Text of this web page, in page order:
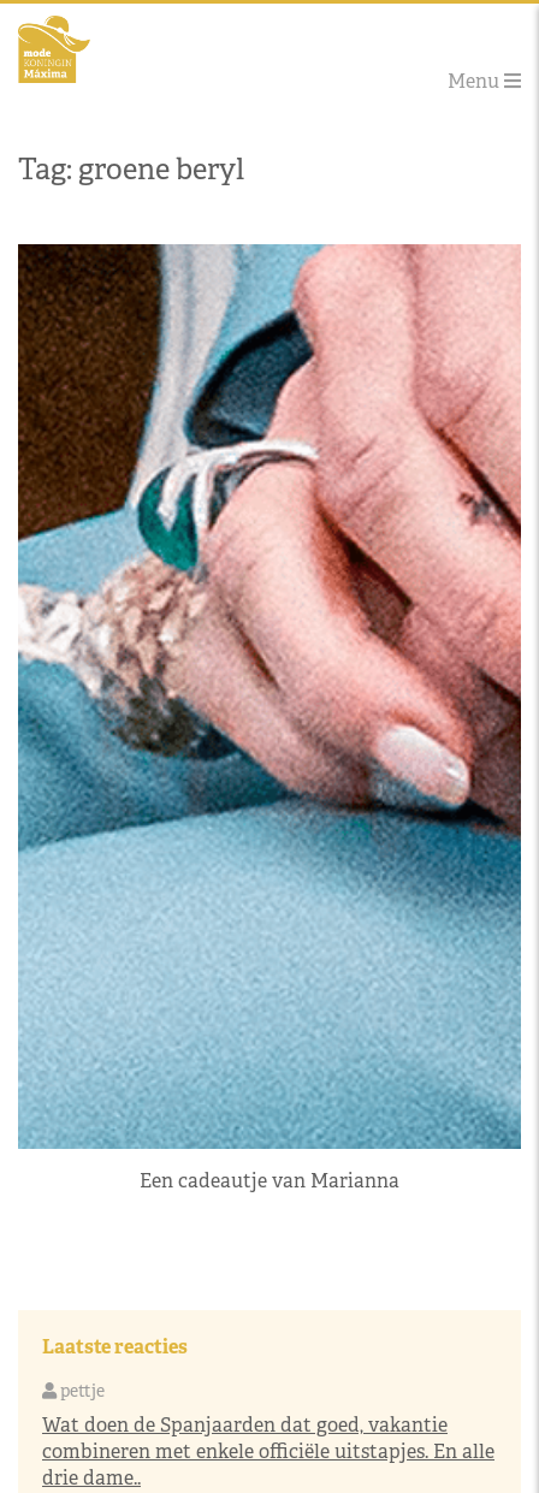
Menu
Tag: groene beryl
Een cadeautje van Marianna
Laatste reacties
pettje
Wat doen de Spanjaarden dat goed, vakantie
combineren met enkele officiële uitstapjes. En alle
drie dame..